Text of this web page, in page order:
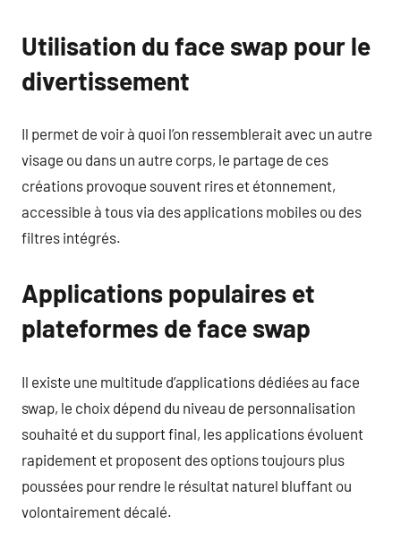
Utilisation du face swap pour le
divertissement
Il permet de voir à quoi l’on ressemblerait avec un autre
visage ou dans un autre corps, le partage de ces
créations provoque souvent rires et étonnement,
accessible à tous via des applications mobiles ou des
filtres intégrés.
Applications populaires et
plateformes de face swap
Il existe une multitude d’applications dédiées au face
swap, le choix dépend du niveau de personnalisation
souhaité et du support final, les applications évoluent
rapidement et proposent des options toujours plus
poussées pour rendre le résultat naturel bluffant ou
volontairement décalé.